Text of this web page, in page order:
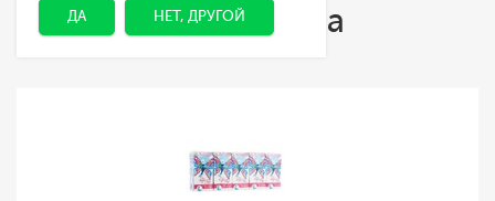
ДА НЕТ, ДРУГОЙ
Расходные средства
гигиены